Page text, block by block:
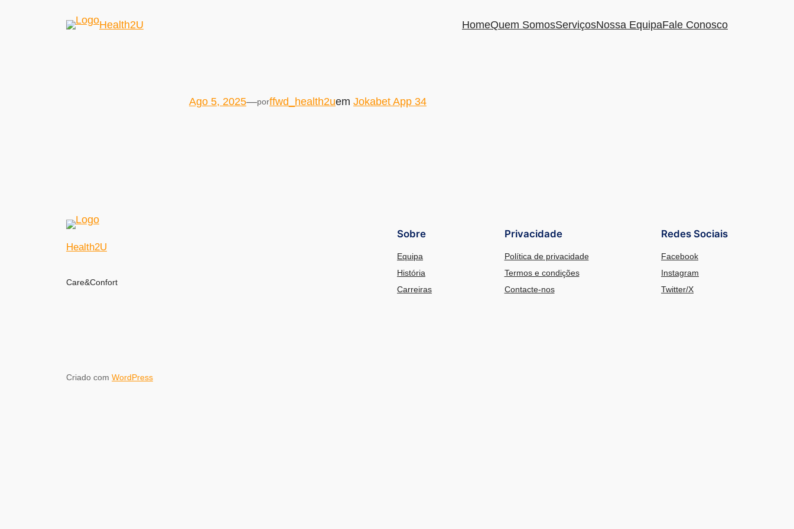
Health2U HomeQuem SomosServiçosNossa EquipaFale Conosco
Ago 5, 2025—porffwd_health2uem Jokabet App 34
Health2U
Care&Confort
Sobre
Equipa
História
Carreiras
Privacidade
Política de privacidade
Termos e condições
Contacte-nos
Redes Sociais
Facebook
Instagram
Twitter/X
Criado com WordPress